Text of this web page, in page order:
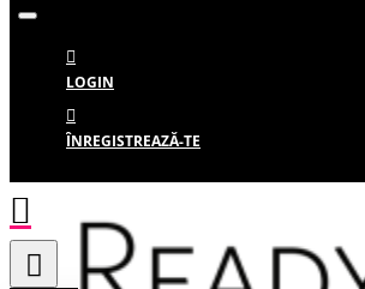
LOGIN
ÎNREGISTREAZĂ-TE